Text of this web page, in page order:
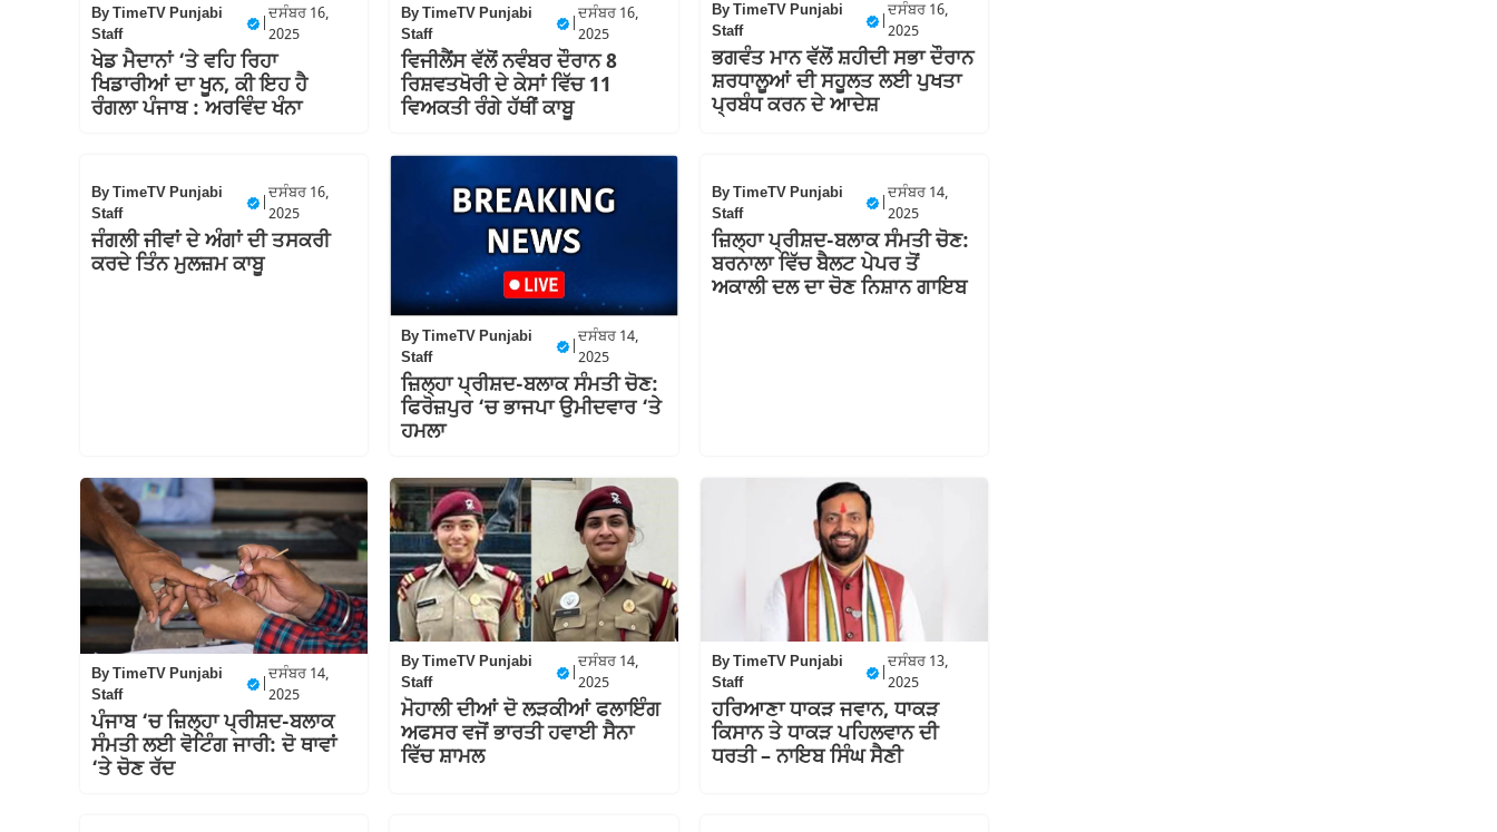
ByTimeTV Punjabi
Staff
|
ਦਸੰਬਰ 16,
2025
ਖੇਡ ਮੈਦਾਨਾਂ ‘ਤੇ ਵਹਿ ਰਿਹਾ
ਖਿਡਾਰੀਆਂ ਦਾ ਖੂਨ, ਕੀ ਇਹ ਹੈ
ਰੰਗਲਾ ਪੰਜਾਬ : ਅਰਵਿੰਦ ਖੰਨਾ
ByTimeTV Punjabi
Staff
ਦਸੰਬਰ 16,
2025
ਵਿਜੀਲੈਂਸ ਵੱਲੋਂ ਨਵੰਬਰ ਦੌਰਾਨ 8
ਰਿਸ਼ਵਤਖੋਰੀ ਦੇ ਕੇਸਾਂ ਵਿੱਚ 11
ਵਿਅਕਤੀ ਰੰਗੇ ਹੱਥੀਂ ਕਾਬੂ
ByTimeTV Punjabi
Staff
ਦਸੰਬਰ 16,
2025
ਭਗਵੰਤ ਮਾਨ ਵੱਲੋਂ ਸ਼ਹੀਦੀ ਸਭਾ ਦੌਰਾਨ
ਸ਼ਰਧਾਲੂਆਂ ਦੀ ਸਹੂਲਤ ਲਈ ਪੁਖਤਾ
ਪ੍ਰਬੰਧ ਕਰਨ ਦੇ ਆਦੇਸ਼
ByTimeTV Punjabi
Staff
|
ਦਸੰਬਰ 16,
2025
ਜੰਗਲੀ ਜੀਵਾਂ ਦੇ ਅੰਗਾਂ ਦੀ ਤਸਕਰੀ
ਕਰਦੇ ਤਿੰਨ ਮੁਲਜ਼ਮ ਕਾਬੂ
ByTimeTV Punjabi
Staff
ਦਸੰਬਰ 14,
2025
ਜ਼ਿਲ੍ਹਾ ਪ੍ਰੀਸ਼ਦ-ਬਲਾਕ ਸੰਮਤੀ ਚੋਣ:
ਫਿਰੋਜ਼ਪੁਰ ‘ਚ ਭਾਜਪਾ ਉਮੀਦਵਾਰ ‘ਤੇ
ਹਮਲਾ
ByTimeTV Punjabi
Staff
ਦਸੰਬਰ 14,
2025
ਜ਼ਿਲ੍ਹਾ ਪ੍ਰੀਸ਼ਦ-ਬਲਾਕ ਸੰਮਤੀ ਚੋਣ:
ਬਰਨਾਲਾ ਵਿੱਚ ਬੈਲਟ ਪੇਪਰ ਤੋਂ
ਅਕਾਲੀ ਦਲ ਦਾ ਚੋਣ ਨਿਸ਼ਾਨ ਗਾਇਬ
ByTimeTV Punjabi
Staff
|
ਦਸੰਬਰ 14,
2025
ਪੰਜਾਬ ‘ਚ ਜ਼ਿਲ੍ਹਾ ਪ੍ਰੀਸ਼ਦ-ਬਲਾਕ
ਸੰਮਤੀ ਲਈ ਵੋਟਿੰਗ ਜਾਰੀ: ਦੋ ਥਾਵਾਂ
‘ਤੇ ਚੋਣ ਰੱਦ
ByTimeTV Punjabi
Staff
ਦਸੰਬਰ 14,
2025
ਮੋਹਾਲੀ ਦੀਆਂ ਦੋ ਲੜਕੀਆਂ ਫਲਾਇੰਗ
ਅਫਸਰ ਵਜੋਂ ਭਾਰਤੀ ਹਵਾਈ ਸੈਨਾ
ਵਿੱਚ ਸ਼ਾਮਲ
ByTimeTV Punjabi
Staff
ਦਸੰਬਰ 13,
2025
ਹਰਿਆਣਾ ਧਾਕੜ ਜਵਾਨ, ਧਾਕੜ
ਕਿਸਾਨ ਤੇ ਧਾਕੜ ਪਹਿਲਵਾਨ ਦੀ
ਧਰਤੀ – ਨਾਇਬ ਸਿੰਘ ਸੈਣੀ